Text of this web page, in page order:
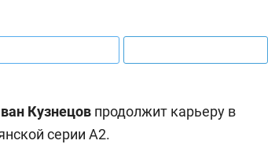
Кузнецов продолжит карьеру в
серии А2.